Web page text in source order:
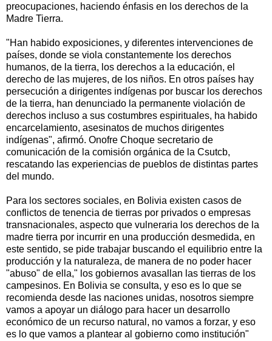
preocupaciones, haciendo énfasis en los derechos de la
Madre Tierra.
"Han habido exposiciones, y diferentes intervenciones de
países, donde se viola constantemente los derechos
humanos, de la tierra, los derechos a la educación, el
derecho de las mujeres, de los niños. En otros países hay
persecución a dirigentes indígenas por buscar los derechos
de la tierra, han denunciado la permanente violación de
derechos incluso a sus costumbres espirituales, ha habido
encarcelamiento, asesinatos de muchos dirigentes
indígenas", afirmó. Onofre Choque secretario de
comunicación de la comisión orgánica de la Csutcb,
rescatando las experiencias de pueblos de distintas partes
del mundo.
Para los sectores sociales, en Bolivia existen casos de
conflictos de tenencia de tierras por privados o empresas
transnacionales, aspecto que vulneraria los derechos de la
madre tierra por incurrir en una producción desmedida, en
este sentido, se pide trabajar buscando el equilibrio entre la
producción y la naturaleza, de manera de no poder hacer
"abuso" de ella," los gobiernos avasallan las tierras de los
campesinos. En Bolivia se consulta, y eso es lo que se
recomienda desde las naciones unidas, nosotros siempre
vamos a apoyar un diálogo para hacer un desarrollo
económico de un recurso natural, no vamos a forzar, y eso
es lo que vamos a plantear al gobierno como institución"